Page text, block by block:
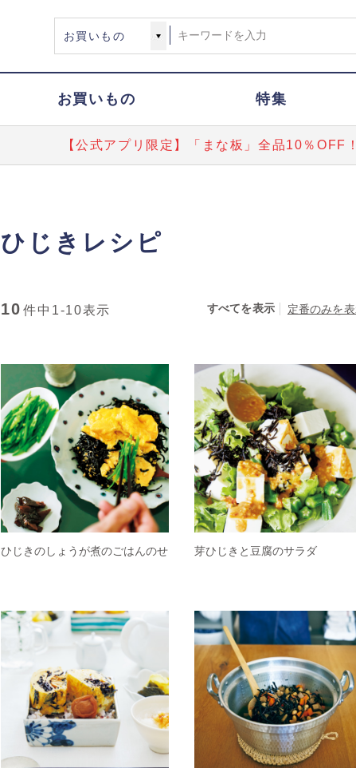
お買いもの 特集
【公式アプリ限定】「まな板」全品10％OFF
ひじきレシピ
10 件中 1-10表示 すべてを表示 定番のみを
ひじきのしょうが煮のごはんのせ 芽ひじきと豆腐のサラダ